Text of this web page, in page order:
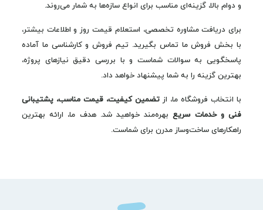
و دوام بالا، گزینه‌ای مناسب برای انواع سازه‌ها به شمار می‌روند.
برای دریافت مشاوره تخصصی، استعلام قیمت روز و اطلاعات بیشتر،
با بخش فروش ما تماس بگیرید. تیم فروش و کارشناسی ما آماده
پاسخگویی به سوالات شماست و با بررسی دقیق نیازهای پروژه،
بهترین گزینه را به شما پیشنهاد خواهد داد.
با انتخاب فروشگاه ما، از تضمین کیفیت، قیمت مناسب، پشتیبانی
فنی و خدمات سریعبهره‌مند خواهید شد. هدف ما، ارائه بهترین
راهکارهای ساخت‌وساز مدرن برای شماست.